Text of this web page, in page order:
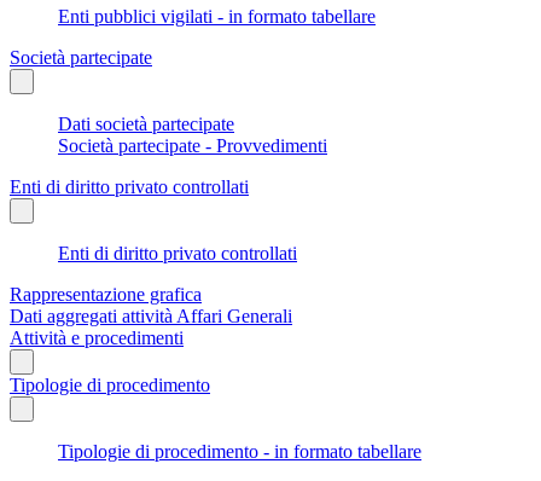
Enti pubblici vigilati - in formato tabellare
Società partecipate
Dati società partecipate
Società partecipate - Provvedimenti
Enti di diritto privato controllati
Enti di diritto privato controllati
Rappresentazione grafica
Dati aggregati attività Affari Generali
Attività e procedimenti
Tipologie di procedimento
Tipologie di procedimento - in formato tabellare